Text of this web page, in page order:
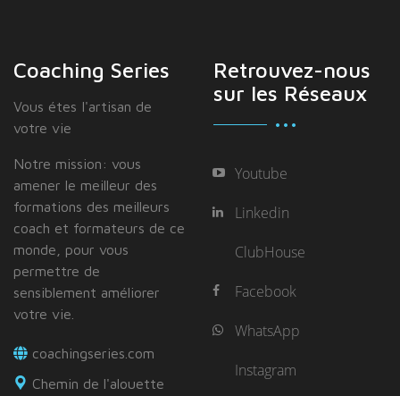
Coaching Series
Vous étes I'artisan de
votre vie
Notre mission: vous
amener le meilleur des
formations des meilleurs
coach et formateurs de ce
monde, pour vous
permettre de
sensiblement améliorer
votre vie.
coachingseries.com
Chemin de l'alouette
Retrouvez-nous
sur les Réseaux
Youtube
Linkedin
ClubHouse
Facebook
WhatsApp
Instagram